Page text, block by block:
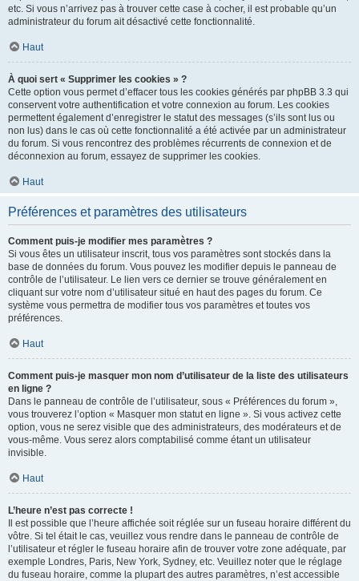
etc. Si vous n’arrivez pas à trouver cette case à cocher, il est probable qu’un
administrateur du forum ait désactivé cette fonctionnalité.
Haut
À quoi sert « Supprimer les cookies » ?
Cette option vous permet d’effacer tous les cookies générés par phpBB 3.3 qui
conservent votre authentification et votre connexion au forum. Les cookies
permettent également d’enregistrer le statut des messages (s’ils sont lus ou
non lus) dans le cas où cette fonctionnalité a été activée par un administrateur
du forum. Si vous rencontrez des problèmes récurrents de connexion et de
déconnexion au forum, essayez de supprimer les cookies.
Haut
Préférences et paramètres des utilisateurs
Comment puis-je modifier mes paramètres ?
Si vous êtes un utilisateur inscrit, tous vos paramètres sont stockés dans la
base de données du forum. Vous pouvez les modifier depuis le panneau de
contrôle de l’utilisateur. Le lien vers ce dernier se trouve généralement en
cliquant sur votre nom d’utilisateur situé en haut des pages du forum. Ce
système vous permettra de modifier tous vos paramètres et toutes vos
préférences.
Haut
Comment puis-je masquer mon nom d’utilisateur de la liste des utilisateurs
en ligne ?
Dans le panneau de contrôle de l’utilisateur, sous « Préférences du forum »,
vous trouverez l’option « Masquer mon statut en ligne ». Si vous activez cette
option, vous ne serez visible que des administrateurs, des modérateurs et de
vous-même. Vous serez alors comptabilisé comme étant un utilisateur
invisible.
Haut
L’heure n’est pas correcte !
Il est possible que l’heure affichée soit réglée sur un fuseau horaire différent du
vôtre. Si tel était le cas, veuillez vous rendre dans le panneau de contrôle de
l’utilisateur et régler le fuseau horaire afin de trouver votre zone adéquate, par
exemple Londres, Paris, New York, Sydney, etc. Veuillez noter que le réglage
du fuseau horaire, comme la plupart des autres paramètres, n’est accessible